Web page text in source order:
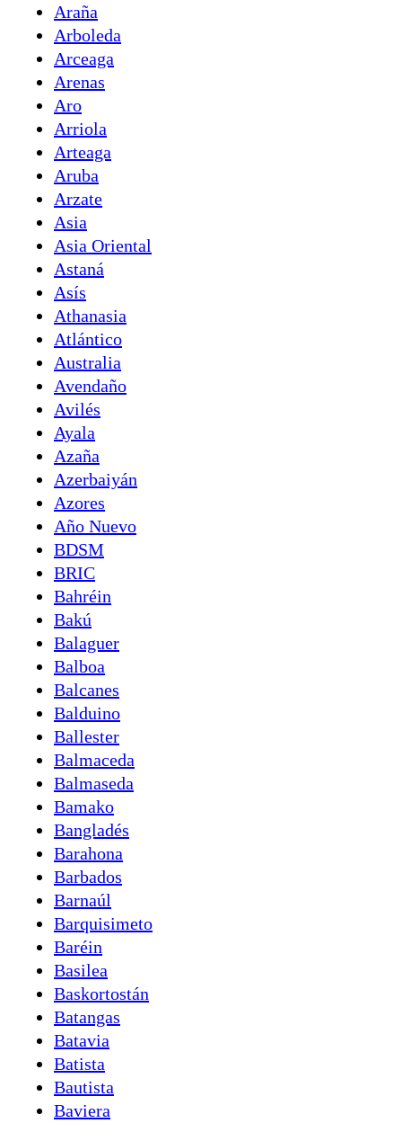
Araña
Arboleda
Arceaga
Arenas
Aro
Arriola
Arteaga
Aruba
Arzate
Asia
Asia Oriental
Astaná
Asís
Athanasia
Atlántico
Australia
Avendaño
Avilés
Ayala
Azaña
Azerbaiyán
Azores
Año Nuevo
BDSM
BRIC
Bahréin
Bakú
Balaguer
Balboa
Balcanes
Balduino
Ballester
Balmaceda
Balmaseda
Bamako
Bangladés
Barahona
Barbados
Barnaúl
Barquisimeto
Baréin
Basilea
Baskortostán
Batangas
Batavia
Batista
Bautista
Baviera